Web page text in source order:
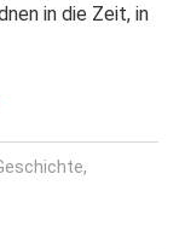
in die Zeit, in
,